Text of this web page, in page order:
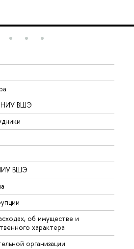
НИУ ВШЭ
ВШЭ
об имуществе и
характера
организации